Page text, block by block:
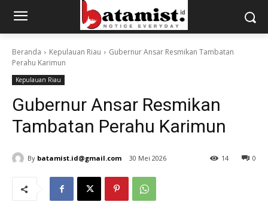
Beranda Kepulauan Riau
Gubernur Ansar Resmikan Tambatan
Perahu Karimun
Kepulauan Riau
Gubernur Ansar Resmikan
Tambatan Perahu Karimun
By batamist.id@gmail.com 30 Mei 2026 0
14